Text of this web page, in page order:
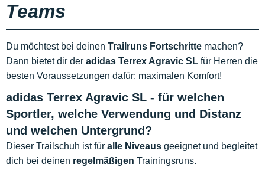
Teams
Du möchtest bei deinen Trailruns Fortschritte machen?
Dann bietet dir der adidas Terrex Agravic SL für Herren die
besten Voraussetzungen dafür: maximalen Komfort!
adidas Terrex Agravic SL - für welchen
Sportler, welche Verwendung und Distanz
und welchen Untergrund?
Dieser Trailschuh ist für alle Niveaus geeignet und begleitet
dich bei deinen regelmäßigen Trainingsruns.